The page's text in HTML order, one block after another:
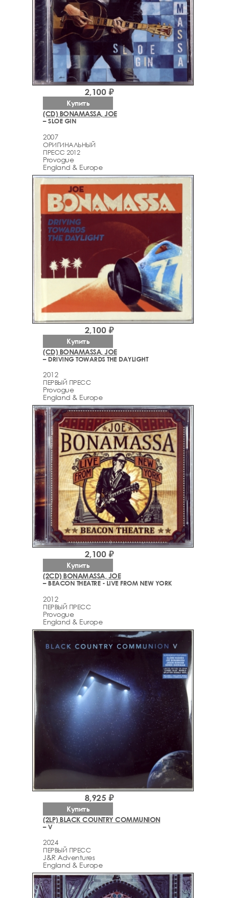
(CD) BONAMASSA, JOE
– SLOE GIN
2007
ОРИГИНАЛЬНЫЙ
ПРЕСС 2012
Provogue
England & Europe
2,100 ₽
Купить
(CD) BONAMASSA, JOE
– DRIVING TOWARDS THE DAYLIGHT
2012
ПЕРВЫЙ ПРЕСС
Provogue
England & Europe
2,100 ₽
Купить
(2CD) BONAMASSA, JOE
– BEACON THEATRE - LIVE FROM NEW YORK
2012
ПЕРВЫЙ ПРЕСС
Provogue
England & Europe
2,100 ₽
Купить
(2LP) BLACK COUNTRY COMMUNION
– V
2024
ПЕРВЫЙ ПРЕСС
J&R Adventures
England & Europe
8,925 ₽
Купить